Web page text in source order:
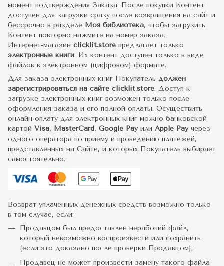
момент подтверждения Заказа. После покупки Контент
доступен для загрузки сразу после возвращения на сайт и
бессрочно в разделе Моя библиотека, чтобы загрузить
Контент повторно нажмите на номер заказа.
Интернет-магазин clicklit.store предлагает только
электронные книги. Их контент доступен только в виде
файлов в электронном (цифровом) формате.
Для заказа электронных книг Покупатель должен
зарегистрироваться на сайте clicklit.store. Доступ к
загрузке электронных книг возможен только после
оформления заказа и его полной оплаты. Осуществить
онлайн-оплату для электронных книг можно банковской
картой Visa, MasterCard, Google Pay или Apple Payчерез
одного оператора по приему и проведению платежей,
представленных на Сайте, и которых Покупатель выбирает
самостоятельно.
Возврат уплаченных денежных средств возможно только
в том случае, если:
Продавцом был предоставлен нерабочий файл,
который невозможно воспроизвести или сохранить
(если это доказано после проверки Продавцом);
Продавец не может произвести замену такого файла